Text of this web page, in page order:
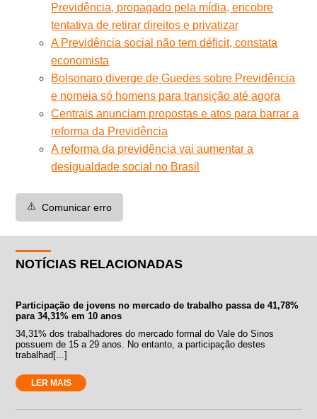
Previdência, propagado pela mídia, encobre
tentativa de retirar direitos e privatizar
A Previdência social não tem déficit, constata
economista
Bolsonaro diverge de Guedes sobre Previdência
e nomeia só homens para transição até agora
Centrais anunciam propostas e atos para barrar a
reforma da Previdência
A reforma da previdência vai aumentar a
desigualdade social no Brasil
⚠️ Comunicar erro
NOTÍCIAS RELACIONADAS
Participação de jovens no mercado de trabalho passa de 41,78%
para 34,31% em 10 anos
34,31% dos trabalhadores do mercado formal do Vale do Sinos
possuem de 15 a 29 anos. No entanto, a participação destes
trabalhad[...]
LER MAIS